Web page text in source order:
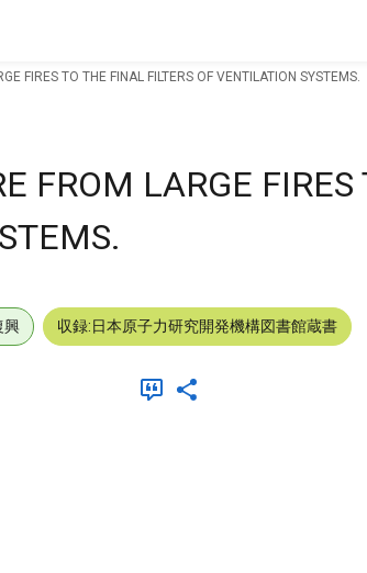
FIRES TO THE FINAL FILTERS OF VENTILATION SYSTEMS.
FROM LARGE
興 収録:日本原子力研究開発機構図書館蔵書